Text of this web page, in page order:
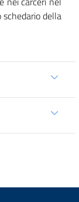
schedario della